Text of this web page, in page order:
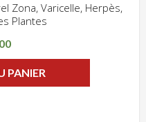
Zona, Varicelle, Herpès,
Plantes
PANIER